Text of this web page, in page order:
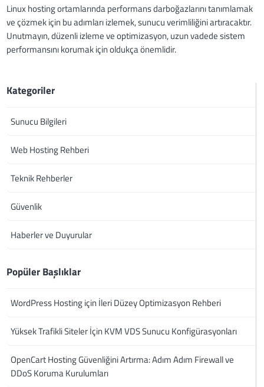
Linux hosting ortamlarında performans darboğazlarını tanımlamak
ve çözmek için bu adımları izlemek, sunucu verimliliğini artıracaktır.
Unutmayın, düzenli izleme ve optimizasyon, uzun vadede sistem
performansını korumak için oldukça önemlidir.
Kategoriler
Sunucu Bilgileri
Web Hosting Rehberi
Teknik Rehberler
Güvenlik
Haberler ve Duyurular
Popüler Başlıklar
WordPress Hosting için İleri Düzey Optimizasyon Rehberi
Yüksek Trafikli Siteler İçin KVM VDS Sunucu Konfigürasyonları
OpenCart Hosting Güvenliğini Artırma: Adım Adım Firewall ve
DDoS Koruma Kurulumları